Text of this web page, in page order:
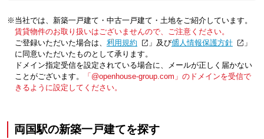
※当社では、新築一戸建て・中古一戸建て・土地をご紹介しています。
賃貸物件のお取り扱いはございませんので、ご注意ください。
ご登録いただいた場合は、「利用規約 」及び「個人情報保護方針
」
に同意いただいたものとして承ります。
ドメイン指定受信を設定されている場合に、メールが正しく届かない
ことがございます。
「@openhouse-group.com」のドメインを受信で
きるように設定してください。
両国駅の新築一戸建てを探す